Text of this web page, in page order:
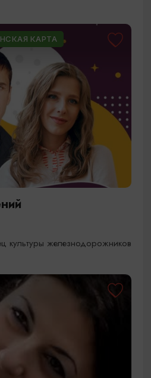
КАРТА
культуры железнодорожников